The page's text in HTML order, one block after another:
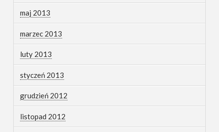
maj 2013
marzec 2013
luty 2013
styczeń 2013
grudzień 2012
listopad 2012